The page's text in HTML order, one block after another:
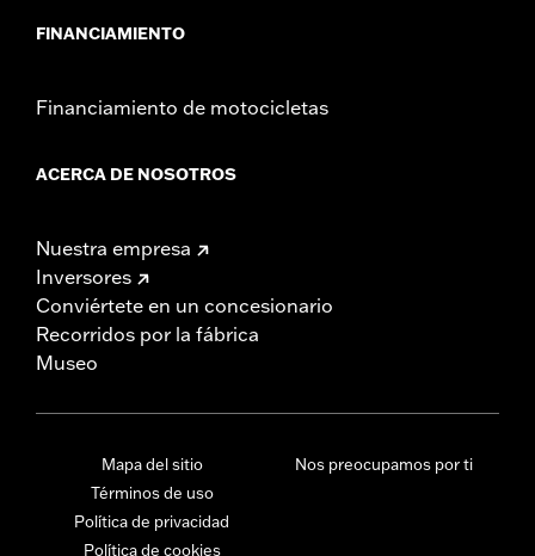
FINANCIAMIENTO
Financiamiento de motocicletas
ACERCA DE NOSOTROS
Nuestra empresa
Inversores
Conviértete en un concesionario
Recorridos por la fábrica
Museo
Mapa del sitio
Términos de uso
Política de privacidad
Política de cookies
Nos preocupamos por ti